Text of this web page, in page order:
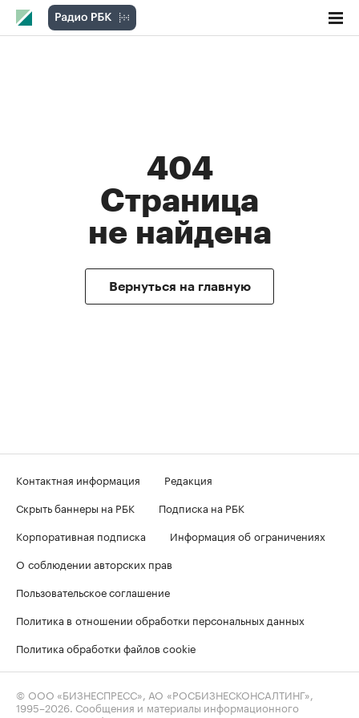
404
Cтраницa
не найдена
Вернуться на главную
Контактная информация
Редакция
Скрыть баннеры на РБК
Подписка на РБК
Корпоративная подписка
Информация об ограничениях
О соблюдении авторских прав
Пользовательское соглашение
Политика в отношении обработки персональных данных
Политика обработки файлов cookie
© ООО «БИЗНЕСПРЕСС», АО «РОСБИЗНЕСКОНСАЛТИНГ»,
1995–2026. Сообщения и материалы информационного